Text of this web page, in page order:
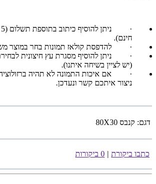
·
חינם).
·
להדפסת קולאז תמונות בחר במוצר
·
ניתן להוסיף מסגרת עץ חיצונית
(יש לציין בשיחה איתנו).
·
אם איכות התמונה לא תהיה
ניצור איתכם קשר ונעדכן.
דגם: קנבס 80X30
כתבו ביקורת | 0 ביקורות